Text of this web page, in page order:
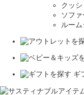
クッ
ソフ
ルー
ギ